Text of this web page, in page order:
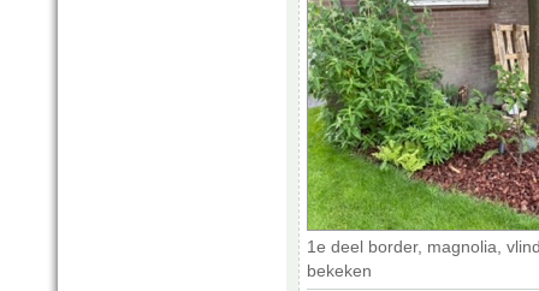
1e deel border, magnolia,
bekeken